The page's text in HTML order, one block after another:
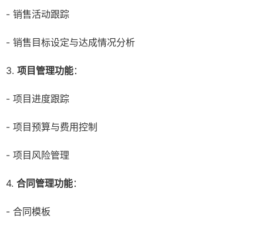
- 销售活动跟踪
- 销售目标设定与达成情况分析
3. 项目管理功能：
- 项目进度跟踪
- 项目预算与费用控制
- 项目风险管理
4. 合同管理功能：
- 合同模板